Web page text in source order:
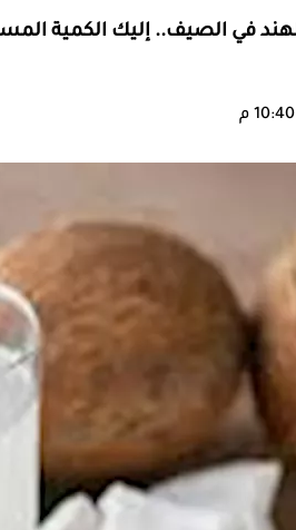
في الصيف.. إليك الكمية
استهلاكًا في فصلالصيف